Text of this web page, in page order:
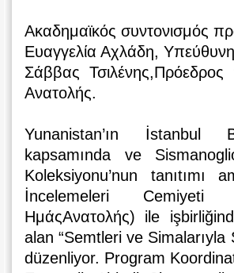
Ακαδημαϊκός συντονισμός
Ευαγγελία Αχλάδη,
Σάββας
Ανατολής.
Yunanistan’ın İstanbul
kapsamında ve
Koleksiyonu’nun tanıtımı
İncelemeleri Cemiyeti
ΗμάςΑνατολής) ile
alan “Semtleri ve Simalarıyla
düzenliyor. Program